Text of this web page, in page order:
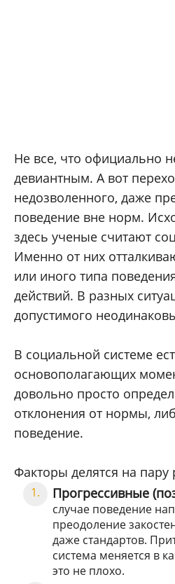
Не все, что официально
девиантным. А вот
недозволенного, даже
поведение вне норм.
здесь ученые считают
Именно от них
или иного типа
действий. В разных
допустимого
В социальной системе
основополагающих
довольно просто
отклонения от нормы,
поведение.
Факторы делятся на пару
Прогрессивные
случае поведение
преодоление
даже стандартов.
система меняется в
это не плохо.